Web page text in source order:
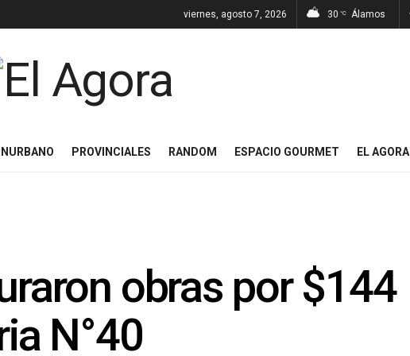
viernes, agosto 7, 2026 30 °C Álamos
PROVINCIALES RANDOM ESPACIO GOURMET EL AGORA
obras por $144
N°40